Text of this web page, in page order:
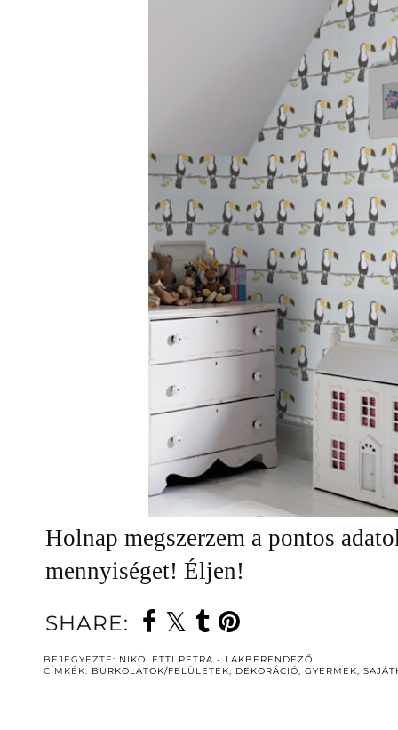
Holnap megszerzem a pontos
mennyiséget! Éljen!
SHARE:
BEJEGYEZTE: NIKOLETTI PETRA - LAKBERENDEZŐ
CÍMKÉK: BURKOLATOK/FELÜLETEK, DEKORÁCIÓ, GYERMEK,